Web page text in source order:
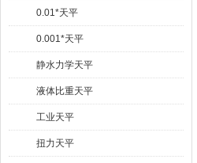
0.01*天平
0.001*天平
静水力学天平
液体比重天平
工业天平
扭力天平